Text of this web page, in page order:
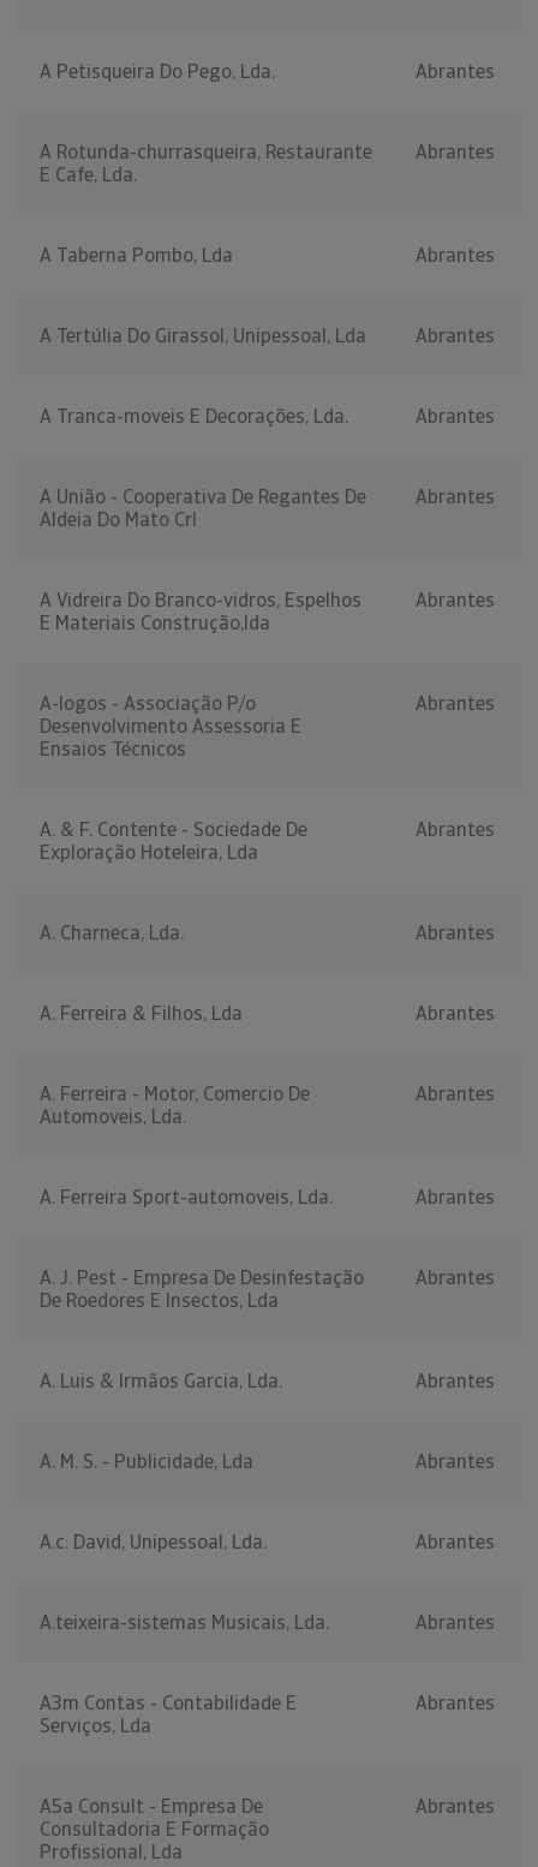
A Petisqueira Do Pego, Lda. Abrantes
A Rotunda-churrasqueira, Restaurante
E Cafe, Lda.
Abrantes
A Taberna Pombo, Lda Abrantes
A Tertúlia Do Girassol, Unipessoal, Lda Abrantes
A Tranca-moveis E Decorações, Lda. Abrantes
A União - Cooperativa De Regantes De
Aldeia Do Mato Crl
Abrantes
A Vidreira Do Branco-vidros, Espelhos
E Materiais Construção,lda
Abrantes
A-logos - Associação P/o
Desenvolvimento Assessoria E
Ensaios Técnicos
Abrantes
A. & F. Contente - Sociedade De
Exploração Hoteleira, Lda
Abrantes
A. Charneca, Lda. Abrantes
A. Ferreira & Filhos, Lda Abrantes
A. Ferreira - Motor, Comercio De
Automoveis, Lda.
Abrantes
A. Ferreira Sport-automoveis, Lda. Abrantes
A. J. Pest - Empresa De Desinfestação
De Roedores E Insectos, Lda
Abrantes
A. Luis & Irmãos Garcia, Lda. Abrantes
A. M. S. - Publicidade, Lda Abrantes
A.c. David, Unipessoal, Lda. Abrantes
A.teixeira-sistemas Musicais, Lda. Abrantes
A3m Contas - Contabilidade E
Serviços, Lda
Abrantes
A5a Consult - Empresa De
Consultadoria E Formação
Profissional, Lda
Abrantes